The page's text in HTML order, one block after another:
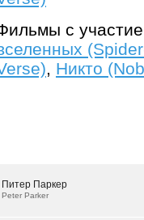
с
, Никто
Питер Паркер
Peter Parker